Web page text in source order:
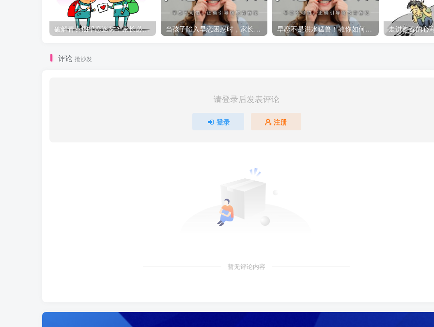
破解青春期早恋迷雾：家长必知的引导策略 当孩子陷入早恋困惑时，家长该怎么做才不「越界」？ 早恋不是洪水猛兽！教你如何做孩子的良师益友
评论 抢沙发
请登录后发表评论
登录 注册
暂无评论内容